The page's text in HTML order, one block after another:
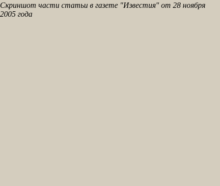
Скриншот части статьи в газете "Известия" от 28 ноября
2005 года